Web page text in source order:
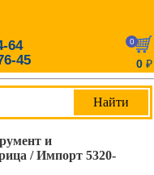
64
45
0
0 ₽
и
/ Импорт 5320-